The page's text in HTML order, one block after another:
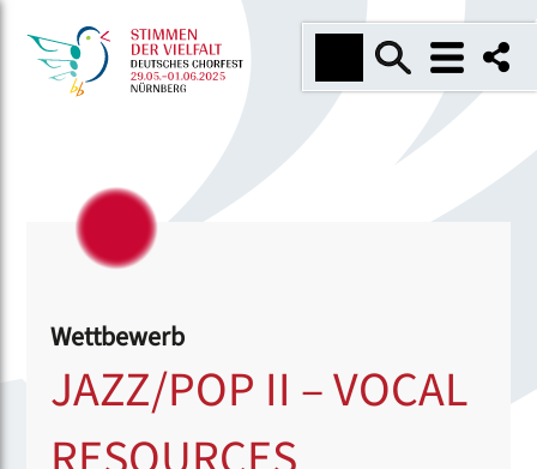
Wettbewerb
JAZZ/POP II – VOCAL